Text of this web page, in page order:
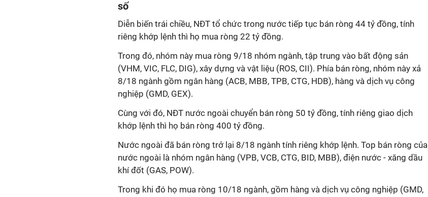
số
Diễn biến trái chiều, NĐT tổ chức trong nước tiếp tục bán ròng 44 tỷ đồng, tính
riêng khớp lệnh thì họ mua ròng 22 tỷ đồng.
Trong đó, nhóm này mua ròng 9/18 nhóm ngành, tập trung vào bất động sản
(VHM, VIC, FLC, DIG), xây dựng và vật liệu (ROS, CII). Phía bán ròng, nhóm này xả
8/18 ngành gồm ngân hàng (ACB, MBB, TPB, CTG, HDB), hàng và dịch vụ công
nghiệp (GMD, GEX).
Cùng với đó, NĐT nước ngoài chuyển bán ròng 50 tỷ đồng, tính riêng giao dịch
khớp lệnh thì họ bán ròng 400 tỷ đồng.
Nước ngoài đã bán ròng trở lại 8/18 ngành tính riêng khớp lệnh. Top bán ròng của
nước ngoài là nhóm ngân hàng (VPB, VCB, CTG, BID, MBB), điện nước - xăng dầu
khí đốt (GAS, POW).
Trong khi đó họ mua ròng 10/18 ngành, gồm hàng và dịch vụ công nghiệp (GMD,